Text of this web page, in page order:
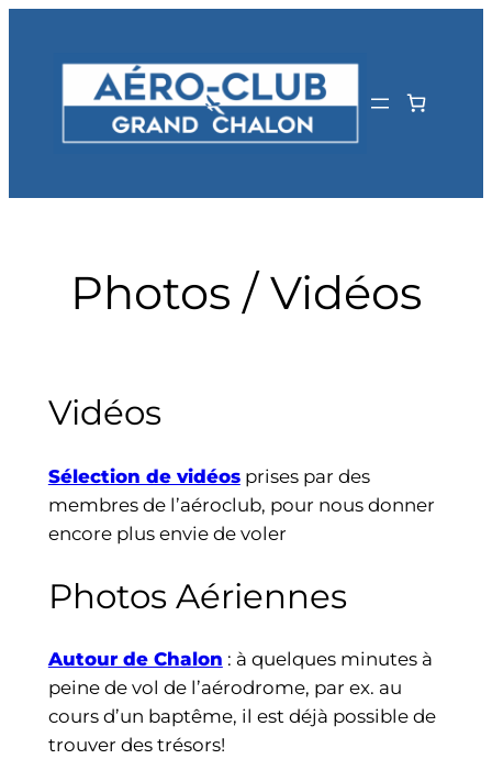
Photos / Vidéos
Vidéos
Sélection de vidéosprises par des
membres de l’aéroclub, pour nous donner
encore plus envie de voler
Photos Aériennes
Autour de Chalon : à quelques minutes à
peine de vol de l’aérodrome, par ex. au
cours d’un baptême, il est déjà possible de
trouver des trésors!